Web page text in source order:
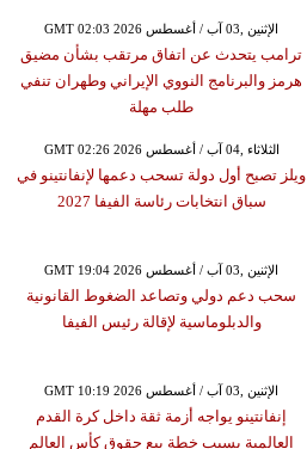
GMT 02:03 2026 الإثنين ,03 آب / أغسطس
ترامب يتحدث عن اتفاق مرتقب بشأن مضيق
هرمز والبرنامج النووي الإيراني وطهران تنفي
طلب مهلة
GMT 02:26 2026 الثلاثاء ,04 آب / أغسطس
ويلز تصبح أول دولة تسحب دعمها لإنفانتينو في
سباق انتخابات رئاسة الفيفا 2027
GMT 19:04 2026 الإثنين ,03 آب / أغسطس
سحب دعم دولي وتصاعد الضغوط القانونية
والدبلوماسية لإقالة رئيس الفيفا
GMT 10:19 2026 الإثنين ,03 آب / أغسطس
إنفانتينو يواجه أزمة ثقة داخل كرة القدم
العالمية بسبب خطة بيع حقوق كأس العالم